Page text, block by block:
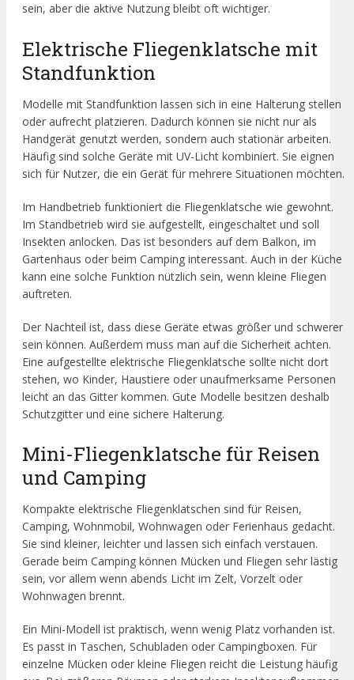
sein, aber die aktive Nutzung bleibt oft wichtiger.
Elektrische Fliegenklatsche mit
Standfunktion
Modelle mit Standfunktion lassen sich in eine Halterung stellen
oder aufrecht platzieren. Dadurch können sie nicht nur als
Handgerät genutzt werden, sondern auch stationär arbeiten.
Häufig sind solche Geräte mit UV-Licht kombiniert. Sie eignen
sich für Nutzer, die ein Gerät für mehrere Situationen möchten.
Im Handbetrieb funktioniert die Fliegenklatsche wie gewohnt.
Im Standbetrieb wird sie aufgestellt, eingeschaltet und soll
Insekten anlocken. Das ist besonders auf dem Balkon, im
Gartenhaus oder beim Camping interessant. Auch in der Küche
kann eine solche Funktion nützlich sein, wenn kleine Fliegen
auftreten.
Der Nachteil ist, dass diese Geräte etwas größer und schwerer
sein können. Außerdem muss man auf die Sicherheit achten.
Eine aufgestellte elektrische Fliegenklatsche sollte nicht dort
stehen, wo Kinder, Haustiere oder unaufmerksame Personen
leicht an das Gitter kommen. Gute Modelle besitzen deshalb
Schutzgitter und eine sichere Halterung.
Mini-Fliegenklatsche für Reisen
und Camping
Kompakte elektrische Fliegenklatschen sind für Reisen,
Camping, Wohnmobil, Wohnwagen oder Ferienhaus gedacht.
Sie sind kleiner, leichter und lassen sich einfach verstauen.
Gerade beim Camping können Mücken und Fliegen sehr lästig
sein, vor allem wenn abends Licht im Zelt, Vorzelt oder
Wohnwagen brennt.
Ein Mini-Modell ist praktisch, wenn wenig Platz vorhanden ist.
Es passt in Taschen, Schubladen oder Campingboxen. Für
einzelne Mücken oder kleine Fliegen reicht die Leistung häufig